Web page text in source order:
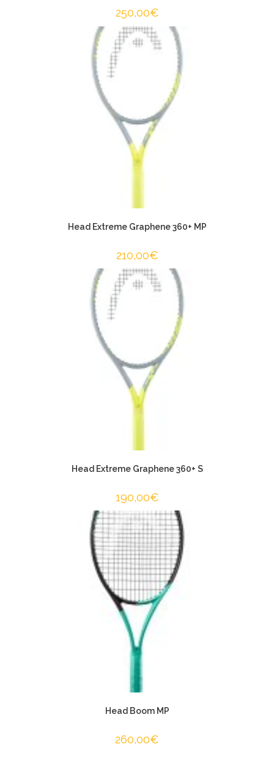
250,00€
Head Extreme Graphene 360+ MP
210,00€
Head Extreme Graphene 360+ S
190,00€
Head Boom MP
260,00€